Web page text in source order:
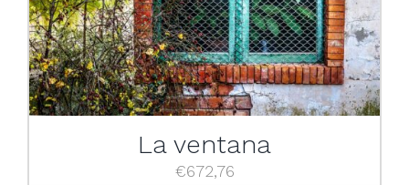
La ventana
€672,76